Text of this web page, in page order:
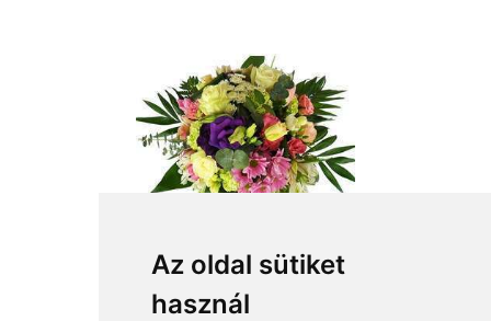
Az oldal sütiket
használ
from HUF24,720